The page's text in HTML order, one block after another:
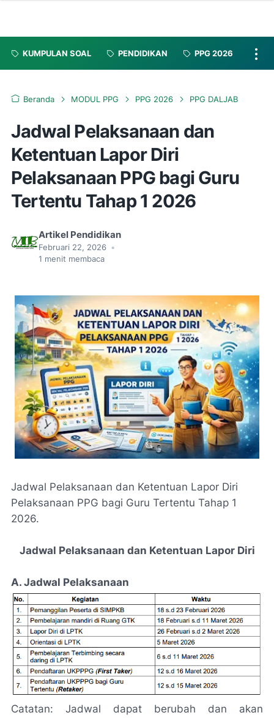
KUMPULAN SOAL PENDIDIKAN PPG 2026
Beranda MODUL PPG PPG 2026 PPG DALJAB
Jadwal Pelaksanaan dan
Ketentuan Lapor Diri
Pelaksanaan PPG bagi Guru
Tertentu Tahap 1 2026
Artikel Pendidikan
Februari 22, 2026 •
1 menit membaca
Jadwal Pelaksanaan dan Ketentuan Lapor Diri
Pelaksanaan PPG bagi Guru Tertentu Tahap 1
2026.
Jadwal Pelaksanaan dan Ketentuan Lapor Diri
A. Jadwal Pelaksanaan
Catatan: Jadwal dapat berubah dan akan